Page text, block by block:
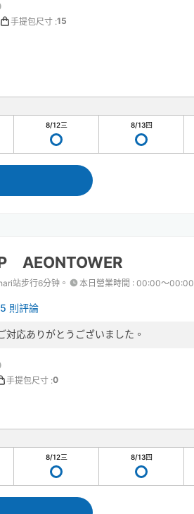
手提包尺寸 :15
8/12三 8/13四
AEONTOWER
站步行6分钟。 本日營業時間 : 00:00〜00:00
5 則評論
対応ありがとうございました。
手提包尺寸 :0
8/12三 8/13四